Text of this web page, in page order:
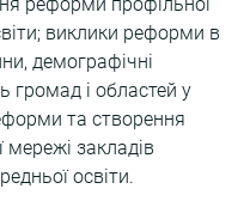
виклики реформи в
демографічні
громад і областей у
та створення
закладів
освіти.